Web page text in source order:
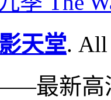
天堂. All
最新高